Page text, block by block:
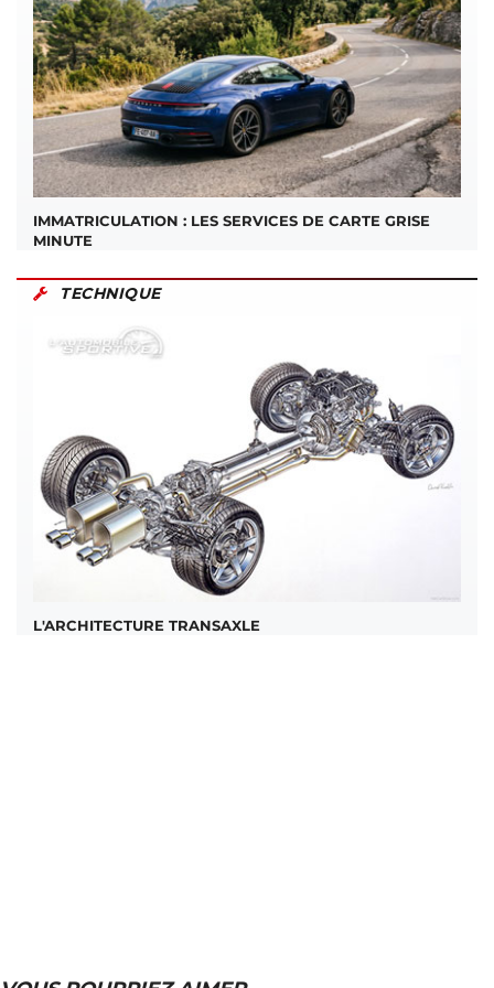
IMMATRICULATION : LES SERVICES DE CARTE GRISE
MINUTE
TECHNIQUE
L'ARCHITECTURE TRANSAXLE